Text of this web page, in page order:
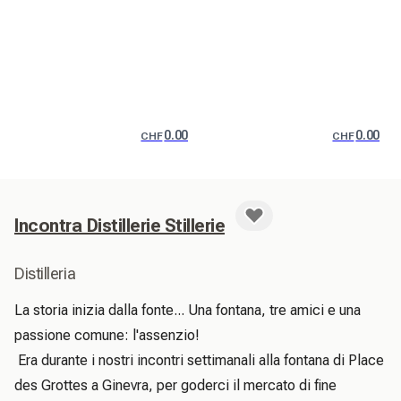
CHF0.00 CHF0.00
Incontra Distillerie Stillerie
Distilleria
La storia inizia dalla fonte... Una fontana, tre amici e una
passione comune: l'assenzio!
Era durante i nostri incontri settimanali alla fontana di Place
des Grottes a Ginevra, per goderci il mercato di fine